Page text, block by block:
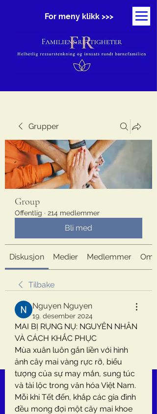
For meny klikk >>>
Grupper
Group
Offentlig · 214 medlemmer
Bli med
Diskusjon Medier Medlemmer Om
Tilbake
Nguyen Nguyen
19. desember 2024
MAI BỊ RỤNG NỤ: NGUYÊN NHÂN
VÀ CÁCH KHẮC PHỤC
Mùa xuân luôn gắn liền với hình
ảnh cây mai vàng rực rỡ, biểu
tượng của sự may mắn, sung túc
và tài lộc trong văn hóa Việt Nam.
Mỗi khi Tết đến, khắp các gia đình
đều mong đợi một cây mai khoe